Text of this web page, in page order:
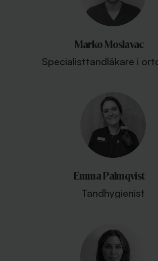
Marko Moslavac
Specialisttandläkare i
Emma Palmqvist
Tandhygienist